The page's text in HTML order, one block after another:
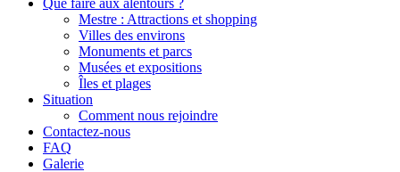
Que faire aux alentours ?
Mestre : Attractions et shopping
Villes des environs
Monuments et parcs
Musées et expositions
Îles et plages
Situation
Comment nous rejoindre
Contactez-nous
FAQ
Galerie